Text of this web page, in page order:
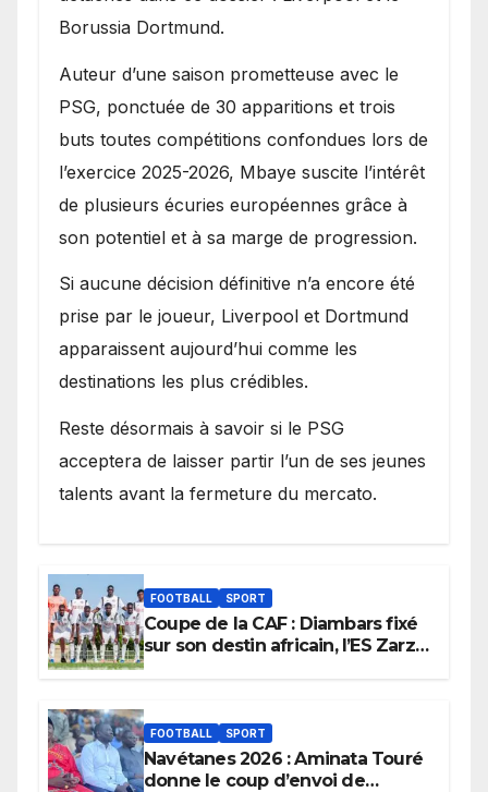
Borussia Dortmund.
Auteur d’une saison prometteuse avec le
PSG, ponctuée de 30 apparitions et trois
buts toutes compétitions confondues lors de
l’exercice 2025-2026, Mbaye suscite l’intérêt
de plusieurs écuries européennes grâce à
son potentiel et à sa marge de progression.
Si aucune décision définitive n’a encore été
prise par le joueur, Liverpool et Dortmund
apparaissent aujourd’hui comme les
destinations les plus crédibles.
Reste désormais à savoir si le PSG
acceptera de laisser partir l’un de ses jeunes
talents avant la fermeture du mercato.
FOOTBALL SPORT
Coupe de la CAF : Diambars fixé
sur son destin africain, l’ES Zarzis
FOOTBALL SPORT
Navétanes 2026 : Aminata Touré
donne le coup d’envoi de